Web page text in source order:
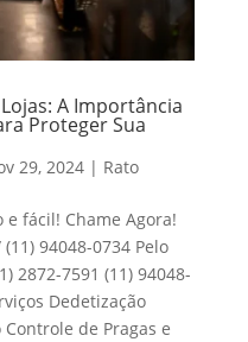
A Importância
Proteger Sua
29, 2024| Rato
fácil! Chame Agora!
94048-0734 Pelo
2872-7591 (11) 94048-
Dedetização
de Pragas e